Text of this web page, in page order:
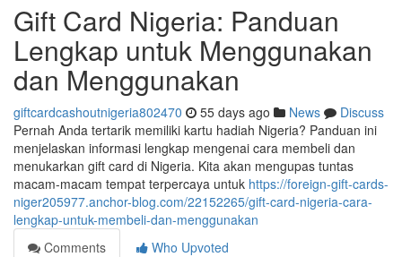
Gift Card Nigeria: Panduan
Lengkap untuk Menggunakan
dan Menggunakan
giftcardcashoutnigeria802470 55 days ago News
Discuss
Pernah Anda tertarik memiliki kartu hadiah Nigeria? Panduan ini
menjelaskan informasi lengkap mengenai cara membeli dan
menukarkan gift card di Nigeria. Kita akan mengupas tuntas
macam-macam tempat terpercaya untuk https://foreign-gift-cards-
niger205977.anchor-blog.com/22152265/gift-card-nigeria-cara-
lengkap-untuk-membeli-dan-menggunakan
Comments
Who Upvoted